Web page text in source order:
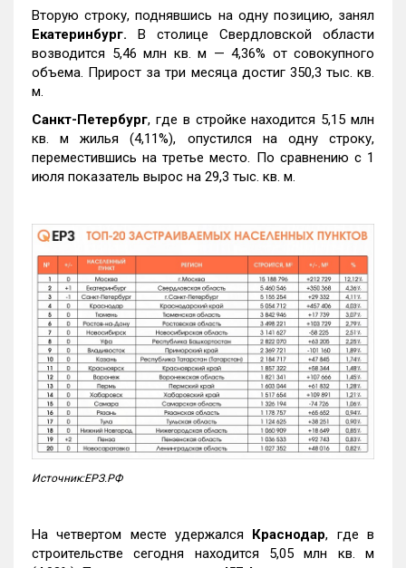
Вторую строку, поднявшись на одну позицию, занял
Екатеринбург. В столице Свердловской области
возводится 5,46 млн кв. м — 4,36% от совокупного
объема. Прирост за три месяца достиг 350,3 тыс. кв.
м.
Санкт-Петербург, где в стройке находится 5,15 млн
кв. м жилья (4,11%), опустился на одну строку,
переместившись на третье место. По сравнению с 1
июля показатель вырос на 29,3 тыс. кв. м.
Источник:ЕРЗ.РФ
На четвертом месте удержался Краснодар, где в
строительстве сегодня находится 5,05 млн кв. м